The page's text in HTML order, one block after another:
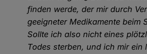
finden werde, der mir durch
geeigneter Medikamente beim
Sollte ich also nicht eines
Todes sterben, und ich mir ein